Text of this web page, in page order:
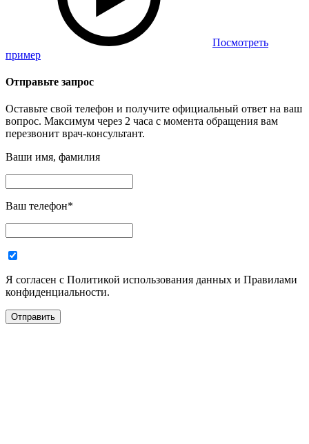
Посмотреть
пример
Отправьте запрос
Оставьте свой телефон и получите официальный ответ на ваш
вопрос. Максимум через 2 часа с момента обращения вам
перезвонит врач-консультант.
Ваши имя, фамилия
Ваш телефон*
Я согласен с Политикой использования данных и Правилами
конфиденциальности.